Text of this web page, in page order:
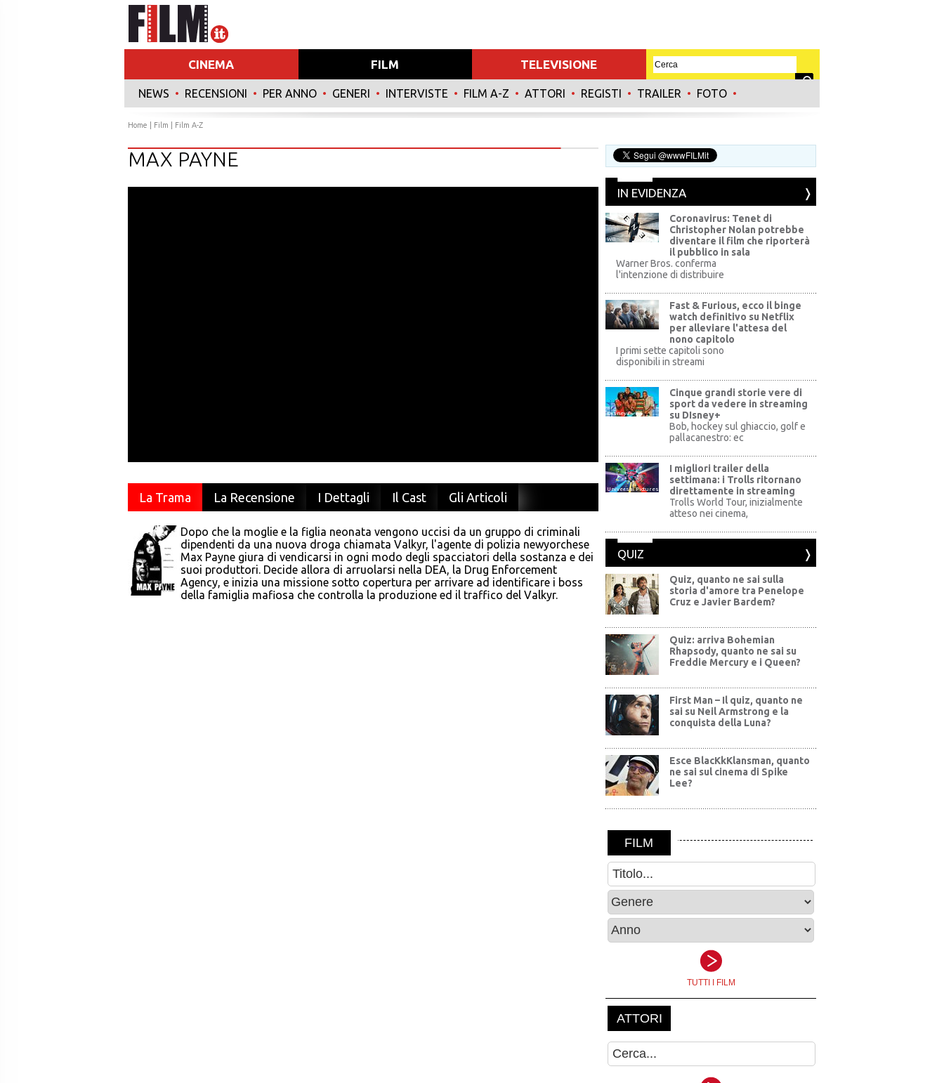
CINEMA FILM TELEVISIONE
NEWS • RECENSIONI • PER ANNO • GENERI • INTERVISTE • FILM A-Z • ATTORI • REGISTI • TRAILER • FOTO •
Home Film Film A-Z
MAX PAYNE
La Trama La Recensione I Dettagli Il Cast Gli Articoli
Dopo che la moglie e la figlia neonata vengono uccisi da un gruppo di criminali
dipendenti da una nuova droga chiamata Valkyr, l'agente di polizia newyorchese
Max Payne giura di vendicarsi in ogni modo degli spacciatori della sostanza e dei
suoi produttori. Decide allora di arruolarsi nella DEA, la Drug Enforcement
Agency, e inizia una missione sotto copertura per arrivare ad identificare i boss
della famiglia mafiosa che controlla la produzione ed il traffico del Valkyr.
IN EVIDENZA
WB
Coronavirus: Tenet di
Christopher Nolan potrebbe
diventare il film che riporterà
il pubblico in sala
Warner Bros. conferma
l'intenzione di distribuire
Fast & Furious, ecco il binge
watch definitivo su Netflix
per alleviare l'attesa del
nono capitolo
I primi sette capitoli sono
disponibili in streami
Disney+
Cinque grandi storie vere di
sport da vedere in streaming
su DIsney+
Bob, hockey sul ghiaccio, golf e
pallacanestro: ec
Universal Pictures
I migliori trailer della
settimana: i Trolls ritornano
direttamente in streaming
Trolls World Tour, inizialmente
atteso nei cinema,
QUIZ
Quiz, quanto ne sai sulla
storia d'amore tra Penelope
Cruz e Javier Bardem?
Quiz: arriva Bohemian
Rhapsody, quanto ne sai su
Freddie Mercury e i Queen?
First Man – Il quiz, quanto ne
sai su Neil Armstrong e la
conquista della Luna?
Esce BlacKkKlansman, quanto
ne sai sul cinema di Spike
Lee?